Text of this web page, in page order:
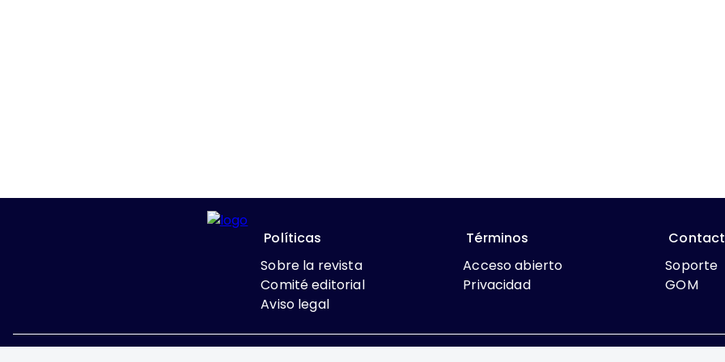
Políticas
Sobre la revista
Comité editorial
Aviso legal
Términos
Acceso abierto
Privacidad
Soporte
GOM